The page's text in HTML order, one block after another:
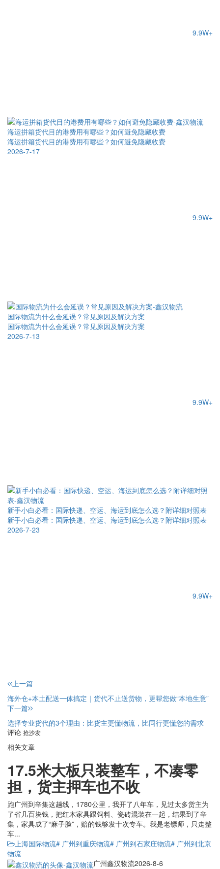
9.9W+
海运拼箱货代目的港费用有哪些？如何避免隐藏收费
海运拼箱货代目的港费用有哪些？如何避免隐藏收费
2026-7-17
9.9W+
国际物流为什么会延误？常见原因及解决方案
国际物流为什么会延误？常见原因及解决方案
2026-7-13
9.9W+
新手小白必看：国际快递、空运、海运到底怎么选？附详细对照表
新手小白必看：国际快递、空运、海运到底怎么选？附详细对照表
2026-7-23
9.9W+
上一篇
海外仓+本土配送一体搞定｜货代不止送货物，更帮您做“本地生意”
下一篇
选择专业货代的3个理由：比货主更懂物流，比同行更懂您的需求
评论 抢沙发
相关文章
17.5米大板只装整车，不凑零
担，货主押车也不收
跑广州到辛集这趟线，1780公里，我开了八年车，见过太多货主为
了省几百块钱，把红木家具跟饲料、瓷砖混装在一起，结果到了辛
集，家具成了“麻子脸”，赔的钱够发十次专车。我是老镖师，只走整
车...
上海国际物流# 广州到重庆物流# 广州到石家庄物流# 广州到北京
物流
广州鑫汉物流2026-8-6